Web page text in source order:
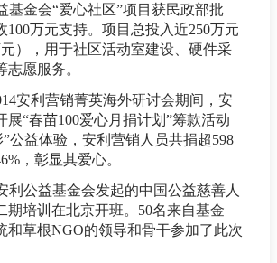
基金会“爱心社区”项目获民政部批
100万元支持。项目总投入近250万元
元），用于社区活动室建设、硬件采
志愿服务。
安利营销菁英海外研讨会期间，安
展“春苗100爱心月捐计划”筹款活动
”公益体验，安利营销人员共捐超598
，彰显其爱心。
利公益基金会发起的中国公益慈善人
期培训在北京开班。50名来自基金
和草根NGO的领导和骨干参加了此次